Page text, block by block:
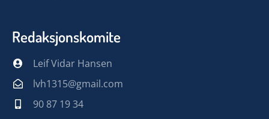
Redaksjonskomite
Leif Vidar Hansen
lvh1315@gmail.com
90 87 19 34